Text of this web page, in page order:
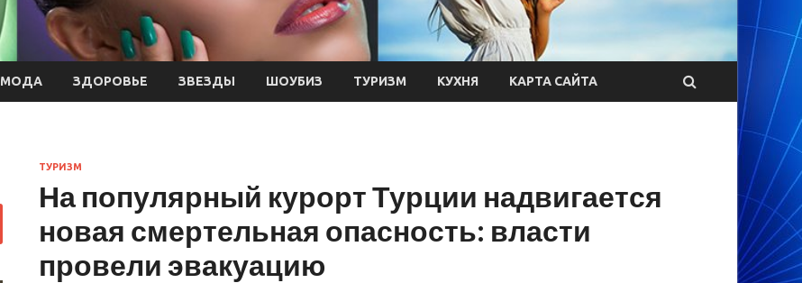
МОДА ЗДОРОВЬЕ ЗВЕЗДЫ ШОУБИЗ ТУРИЗМ КУХНЯ КАРТА САЙТА
ТУРИЗМ
На популярный курорт Турции надвигается
новая смертельная опасность: власти
провели эвакуацию